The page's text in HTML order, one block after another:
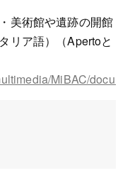
美術館や遺跡の開館
リア語）（Apertoと
MiBAC/